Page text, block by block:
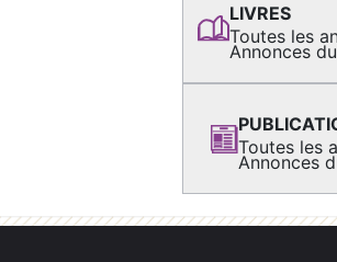
LIVRES
Toutes les
Annonces
Toutes les
Annonces